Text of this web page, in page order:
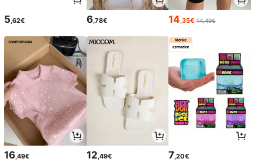
5,62€ 6,78€ 14,35€ 14,49€
16,49€ 12,49€ 7,20€